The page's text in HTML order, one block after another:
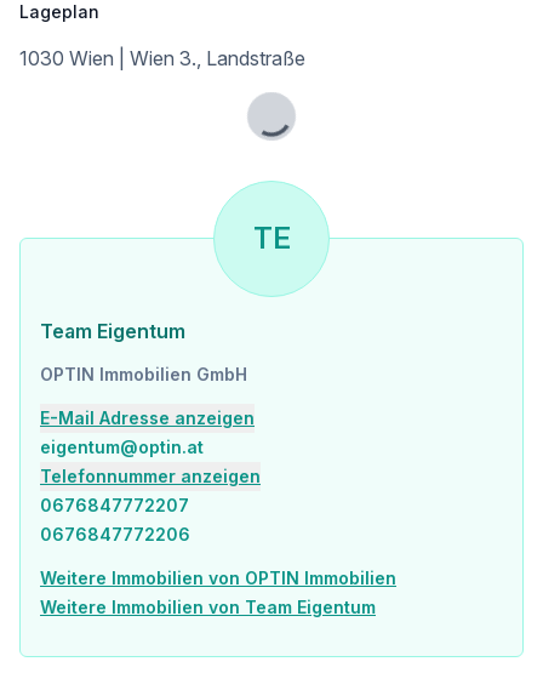
Lageplan
1030 Wien | Wien 3., Landstraße
Lade...
TE
Team Eigentum
OPTIN Immobilien GmbH
E-Mail Adresse anzeigen
eigentum@optin.at
Telefonnummer anzeigen
0676847772207
0676847772206
Weitere Immobilien von OPTIN Immobilien
Weitere Immobilien von Team Eigentum